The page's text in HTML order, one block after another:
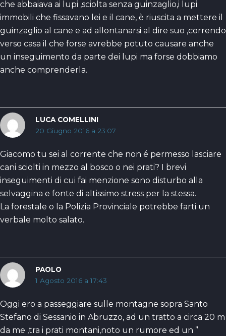
che abbaiava ai lupi ,sciolta senza guinzaglio,i lupi
immobili che fissavano lei e il cane, è riuscita a mettere il
guinzaglio al cane e ad allontanarsi al dire suo ,correndo
verso casa il che forse avrebbe potuto causare anche
un inseguimento da parte dei lupi ma forse dobbiamo
anche comprenderla.
LUCA COMELLINI
20 Giugno 2016 a 23:07
Giacomo tu sei al corrente che non é permesso lasciare
cani sciolti in mezzo al bosco o nei prati? I brevi
inseguimenti di cui fai menzione sono disturbo alla
selvaggina e fonte di altissimo stress per la stessa.
La forestale o la Polizia Provinciale potrebbe farti un
verbale molto salato.
PAOLO
1 Agosto 2016 a 17:43
Oggi ero a passeggiare sulle montagne sopra Santo
Stefano di Sessanio in Abruzzo, ad un tratto a circa 20 m
da me ,tra i prati montani,noto un rumore ed un ”